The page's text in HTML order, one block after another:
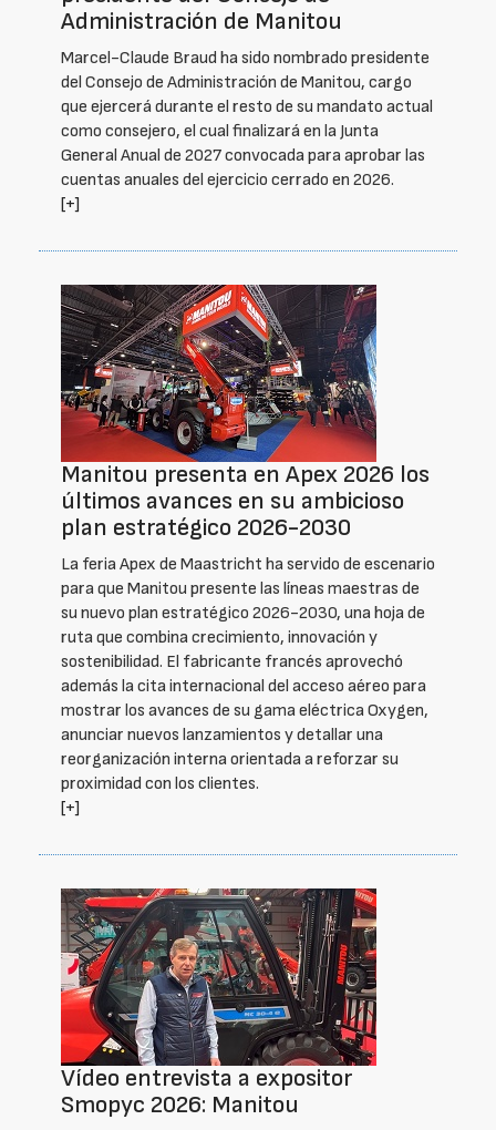
Administración de Manitou
Marcel-Claude Braud ha sido nombrado presidente
del Consejo de Administración de Manitou, cargo
que ejercerá durante el resto de su mandato actual
como consejero, el cual finalizará en la Junta
General Anual de 2027 convocada para aprobar las
cuentas anuales del ejercicio cerrado en 2026.
[+]
Manitou presenta en Apex 2026 los
últimos avances en su ambicioso
plan estratégico 2026-2030
La feria Apex de Maastricht ha servido de escenario
para que Manitou presente las líneas maestras de
su nuevo plan estratégico 2026-2030, una hoja de
ruta que combina crecimiento, innovación y
sostenibilidad. El fabricante francés aprovechó
además la cita internacional del acceso aéreo para
mostrar los avances de su gama eléctrica Oxygen,
anunciar nuevos lanzamientos y detallar una
reorganización interna orientada a reforzar su
proximidad con los clientes.
[+]
Vídeo entrevista a expositor
Smopyc 2026: Manitou